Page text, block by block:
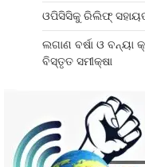
ଓପିସିସିକୁ ରିଲିଫ୍
ଲଗାଣ ବର୍ଷା ଓ
ବିସ୍ତୃତ ସମୀକ୍ଷା